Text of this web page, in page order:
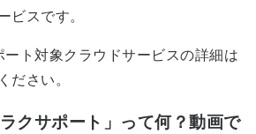
ビスです。
ート対象クラウドサービスの詳細は
ださい。
ラクサポート」って何？動画で